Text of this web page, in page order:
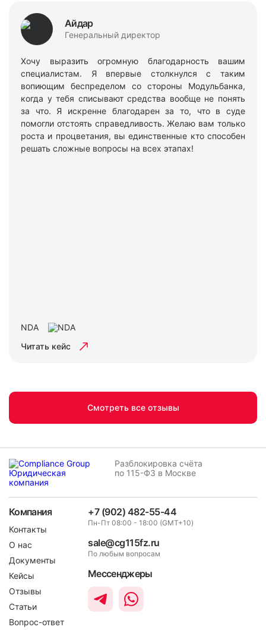
Айдар
Генеральный директор
Хочу выразить огромную благодарность вашим
специалистам. Я впервые столкнулся с таким
вопиющим беспределом со стороны Модульбанка,
когда у тебя списывают средства вообще не понять
за что. Я искренне благодарен за то, что в суде
помогли отстоять справедливость. Желаю вам только
роста и процветания, вы единственные кто способен
решать сложные вопросы на всех этапах!
Читать кейс
NDA
Смотреть все отзывы
Разблокировка счёта
по 115-ФЗ в Москве
+7 (902) 482-55-44
Пн-Пт 08:00 - 18:00 (GMT+10)
sale@cg115fz.ru
По любым вопросам
Мессенджеры
Компания
Контакты
О нас
Документы
Кейсы
Отзывы
Статьи
Вопрос-ответ